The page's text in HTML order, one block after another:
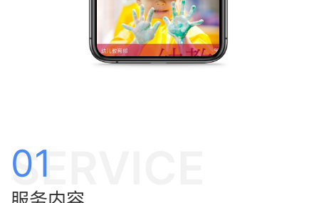
01
SERVICE